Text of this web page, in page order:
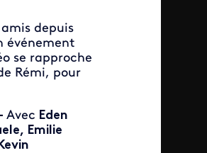
depuis
événement
se rapproche
Rémi, pour
Avec Eden
Emilie